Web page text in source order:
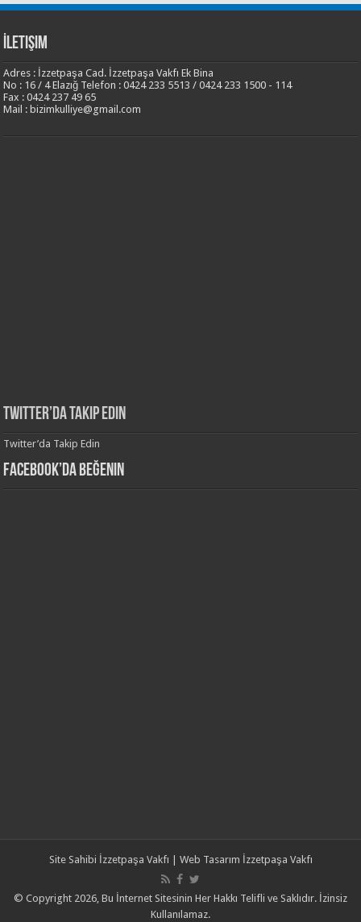
İletişim
Adres : İzzetpaşa Cad. İzzetpaşa Vakfı Ek Bina
No : 16 / 4 Elazığ Telefon : 0424 233 5513 / 0424 233 1500 - 114
Fax : 0424 237 49 65
Mail : bizimkulliye@gmail.com
Twitter’da Takip Edin
Twitter’da Takip Edin
Facebook’da Beğenin
Site Sahibi İzzetpaşa Vakfı | Web Tasarım İzzetpaşa Vakfı
© Copyright 2026, Bu İnternet Sitesinin Her Hakkı Telifli ve Saklıdır. İzinsiz
Kullanılamaz.